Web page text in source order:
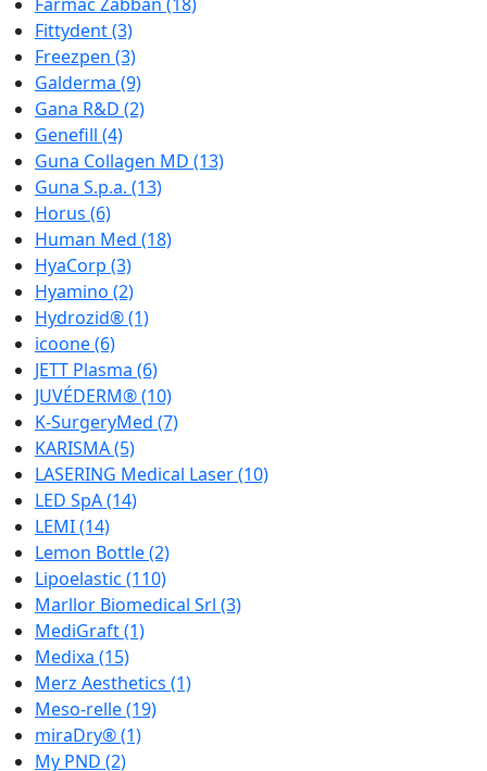
Fittydent(3)
Freezpen (3)
Galderma (9)
Gana R&D (2)
Genefill (4)
Guna Collagen MD (13)
Guna S.p.a. (13)
Horus (6)
Human Med (18)
HyaCorp (3)
Hyamino (2)
Hydrozid®(1)
icoone(6)
JETT Plasma (6)
JUVÉDERM®(10)
K-SurgeryMed (7)
KARISMA(5)
LASERING Medical Laser(10)
LED SpA(14)
LEMI(14)
Lemon Bottle(2)
Lipoelastic (110)
Marllor Biomedical Srl (3)
MediGraft(1)
Medixa (15)
Merz Aesthetics (1)
Meso-relle(19)
miraDry®(1)
My PND (2)